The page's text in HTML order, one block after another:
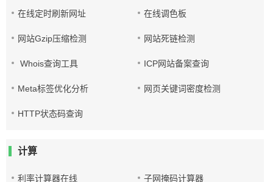
在线定时刷新网址 在线调色板
网站Gzip压缩检测 网站死链检测
Whois查询工具 ICP网站备案查询
Meta标签优化分析 网页关键词密度检测
HTTP状态码查询
计算
利率计算器在线 子网掩码计算器